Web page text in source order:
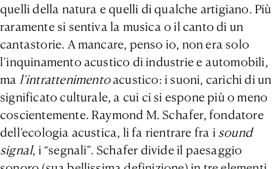
quelli della natura e quelli di qualche artigiano. Più
raramente si sentiva la musica o il canto di un
cantastorie. A mancare, penso io, non era solo
l’inquinamento acustico di industrie e automobili,
ma l’intrattenimentoacustico: i suoni, carichi di un
significato culturale, a cui ci si espone più o meno
coscientemente. Raymond M. Schafer, fondatore
dell’ecologia acustica, li fa rientrare fra i sound
signal, i “segnali”. Schafer divide il paesaggio